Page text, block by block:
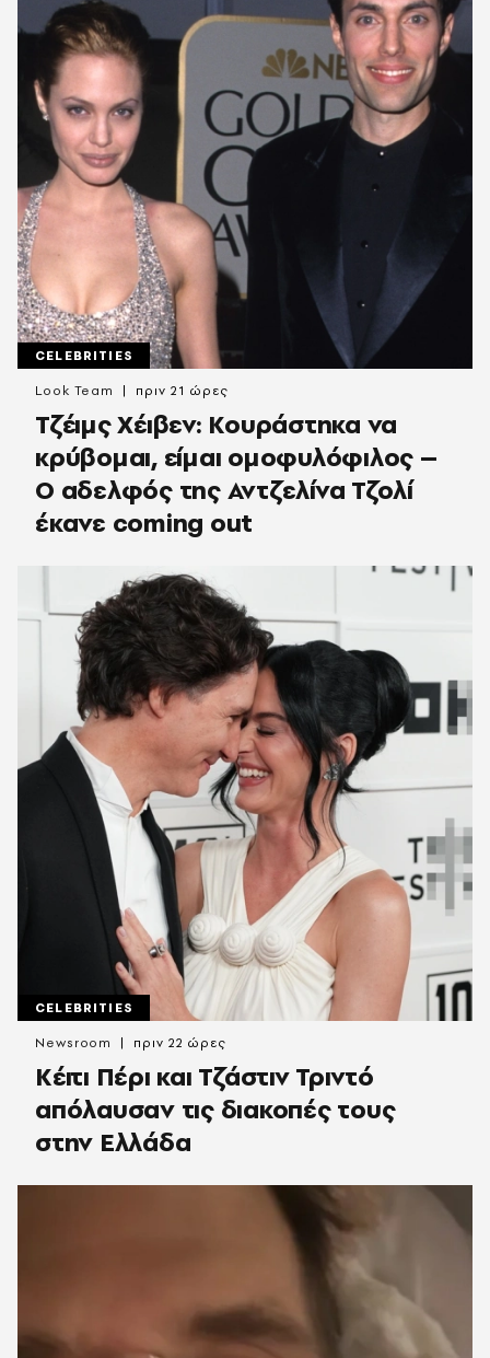
CELEBRITIES
Τζέιμς Χέιβεν: Κουράστηκα να
κρύβομαι, είμαι ομοφυλόφιλος –
Ο αδελφός της Αντζελίνα Τζολί
έκανε coming out
Look Team πριν 21 ώρες
CELEBRITIES
Κέιτι Πέρι και Τζάστιν Τριντό
απόλαυσαν τις διακοπές τους
στην Ελλάδα
Newsroom πριν 22 ώρες